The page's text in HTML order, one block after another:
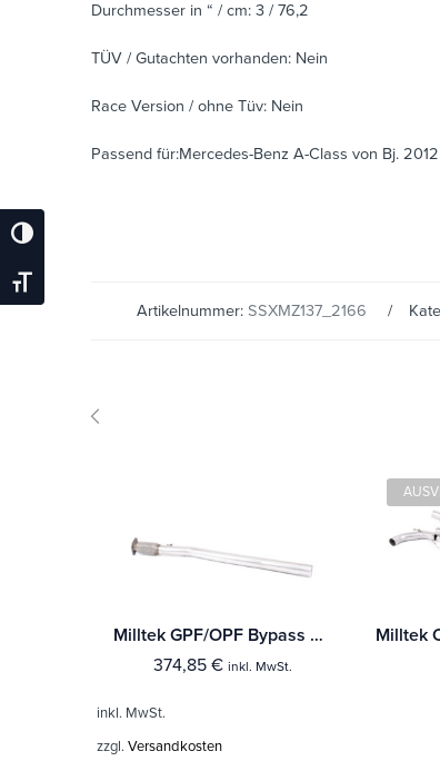
Umschalten Auf Hohe Kontraste
Schrift Vergrößern
Durchmesser in “ / cm: 3 / 76,2
TÜV / Gutachten vorhanden: Nein
Race Version / ohne Tüv: Nein
Passend für:Mercedes-Benz A-Class von Bj.
Artikelnummer: SSXMZ137_2166
Milltek GPF/OPF Bypass Mercedes A-Class A35 AMG 2.0 Turbo (W177 Hatch Only OPF/GPF Modelle)
374,85 € inkl. MwSt.
inkl. MwSt.
zzgl. Versandkosten